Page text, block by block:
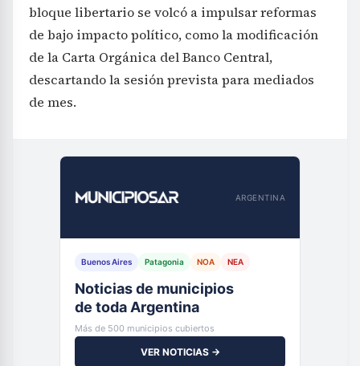
bloque libertario se volcó a impulsar reformas
de bajo impacto político, como la modificación
de la Carta Orgánica del Banco Central,
descartando la sesión prevista para mediados
de mes.
ARGENTINA
Buenos Aires Patagonia NOA NEA
Noticias de municipios
de toda Argentina
Más de 500 municipios cubiertos
VER NOTICIAS →